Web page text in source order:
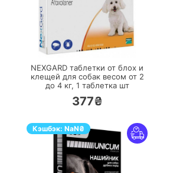
ПЕРЕЙТИ
NEXGARD таблетки от блох и
клещей для собак весом от 2
до 4 кг, 1 таблетка шт
377₴
Кэшбэк: NaN₴